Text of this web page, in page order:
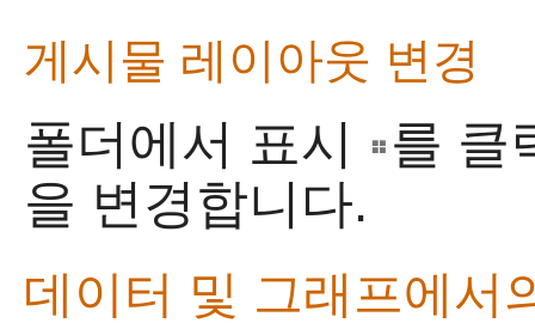
게시물 레이아웃 변경
폴더에서 표시
를 클
을 변경합니다.
데이터 및 그래프에서